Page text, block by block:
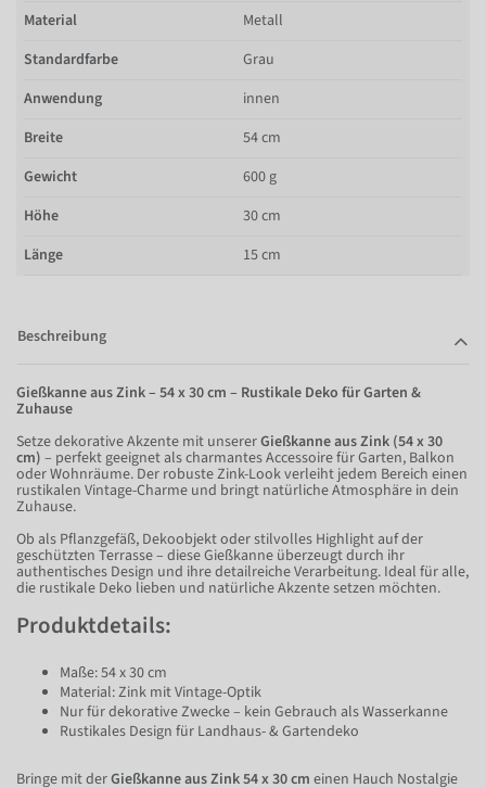
Material
Metall
Standardfarbe
Grau
Anwendung
innen
Breite
54 cm
Gewicht
600 g
Höhe
30 cm
Länge
15 cm
Beschreibung
Gießkanne aus Zink – 54 x 30 cm – Rustikale Deko für Garten &
Zuhause
Setze dekorative Akzente mit unsererGießkanne aus Zink (54 x 30
cm) – perfekt geeignet als charmantes Accessoire für Garten, Balkon
oder Wohnräume. Der robuste Zink-Look verleiht jedem Bereich einen
rustikalen Vintage-Charme und bringt natürliche Atmosphäre in dein
Zuhause.
Ob als Pflanzgefäß, Dekoobjekt oder stilvolles Highlight auf der
geschützten Terrasse – diese Gießkanne überzeugt durch ihr
authentisches Design und ihre detailreiche Verarbeitung. Ideal für alle,
die rustikale Deko lieben und natürliche Akzente setzen möchten.
Produktdetails:
Maße: 54 x 30 cm
Material: Zink mit Vintage-Optik
Nur für dekorative Zwecke – kein Gebrauch als Wasserkanne
Rustikales Design für Landhaus- & Gartendeko
Bringe mit derGießkanne aus Zink 54 x 30 cm einen Hauch Nostalgie